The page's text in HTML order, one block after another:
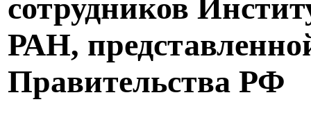
сотрудников
РАН,
Правительства РФ